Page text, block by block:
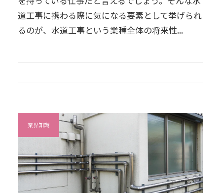
道工事に携わる際に気になる要素として挙げられ
るのが、水道工事という業種全体の将来性...
業界知識